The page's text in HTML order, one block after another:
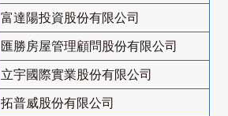
富達陽投資股份有限公司
匯勝房屋管理顧問股份有限公司
立宇國際實業股份有限公司
拓普威股份有限公司